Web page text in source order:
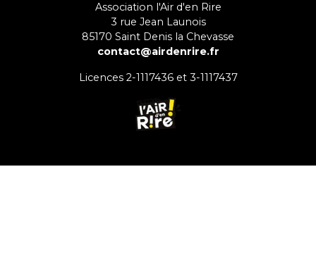
Association l'Air d'en Rire
3 rue Jean Launois
85170 Saint Denis la Chevasse
contact@airdenrire.fr
Licences 2-1117436 et 3-1117437